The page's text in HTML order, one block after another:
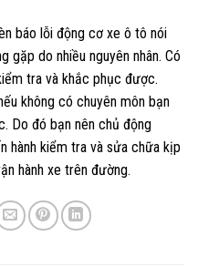
báo lỗi động cơ xe ô tô nói
gặp do nhiều nguyên nhân. Có
tra và khắc phục được.
không có chuyên môn bạn
Do đó bạn nên chủ động
hành kiểm tra và sửa chữa kịp
hành xe trên đường.